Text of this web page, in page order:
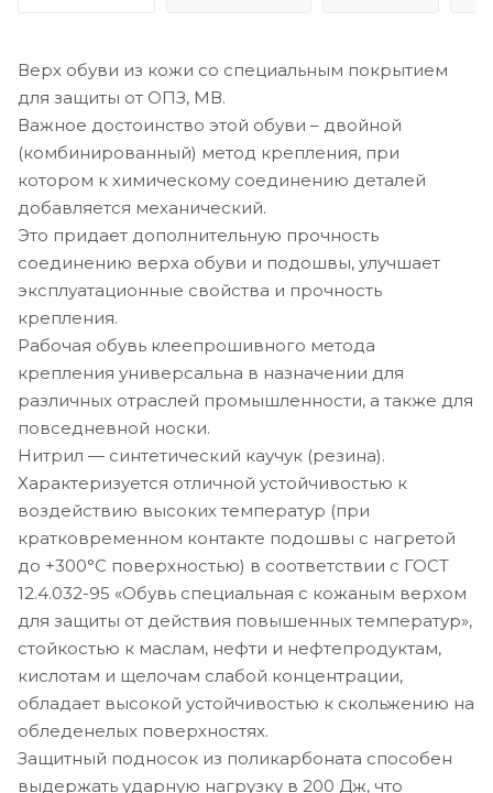
Верх обуви из кожи со специальным покрытием
для защиты от ОПЗ, МВ.
Важное достоинство этой обуви – двойной
(комбинированный) метод крепления, при
котором к химическому соединению деталей
добавляется механический.
Это придает дополнительную прочность
соединению верха обуви и подошвы, улучшает
эксплуатационные свойства и прочность
крепления.
Рабочая обувь клеепрошивного метода
крепления универсальна в назначении для
различных отраслей промышленности, а также для
повседневной носки.
Нитрил — синтетический каучук (резина).
Характеризуется отличной устойчивостью к
воздействию высоких температур (при
кратковременном контакте подошвы с нагретой
до +300°С поверхностью) в соответствии с ГОСТ
12.4.032-95 «Обувь специальная с кожаным верхом
для защиты от действия повышенных температур»,
стойкостью к маслам, нефти и нефтепродуктам,
кислотам и щелочам слабой концентрации,
обладает высокой устойчивостью к скольжению на
обледенелых поверхностях.
Защитный подносок из поликарбоната способен
выдержать ударную нагрузку в 200 Дж, что